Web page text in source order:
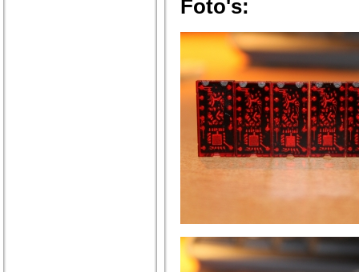
Foto's: